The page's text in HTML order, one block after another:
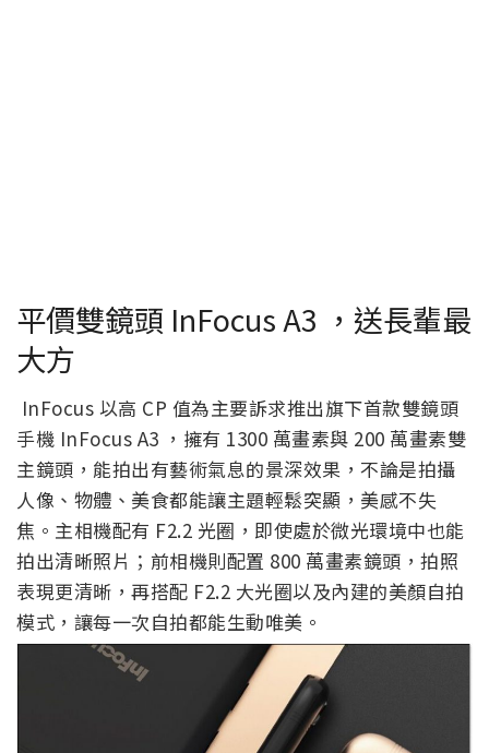
平價雙鏡頭 InFocus A3 ，送長輩最
大方
InFocus 以高 CP 值為主要訴求推出旗下首款雙鏡頭
手機 InFocus A3 ，擁有 1300 萬畫素與 200 萬畫素雙
主鏡頭，能拍出有藝術氣息的景深效果，不論是拍攝
人像、物體、美食都能讓主題輕鬆突顯，美感不失
焦。主相機配有 F2.2 光圈，即使處於微光環境中也能
拍出清晰照片；前相機則配置 800 萬畫素鏡頭，拍照
表現更清晰，再搭配 F2.2 大光圈以及內建的美顏自拍
模式，讓每一次自拍都能生動唯美。